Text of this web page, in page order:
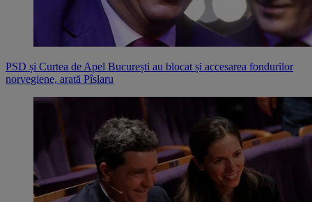
PSD și Curtea de Apel București au blocat și accesarea fondurilor
norvegiene, arată Pîslaru